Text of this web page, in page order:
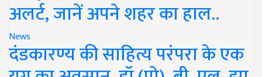
अलर्ट, जानें अपने शहर का हाल..
News
दंडकारण्य की साहित्य परंपरा के एक